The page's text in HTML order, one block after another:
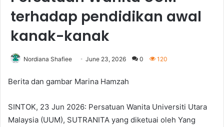
terhadap pendidikan awal
kanak-kanak
Nordiana Shafiee June 23, 2026 0 120
Berita dan gambar Marina Hamzah
SINTOK, 23 Jun 2026: Persatuan Wanita Universiti Utara
Malaysia (UUM), SUTRANITA yang diketuai oleh Yang